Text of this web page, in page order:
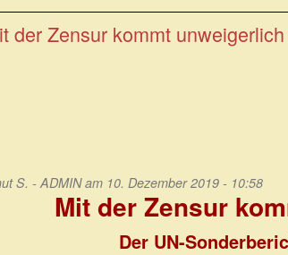
der Zensur kommt
S. - ADMINam 10. Dezember 2019 - 10:58
Mit der Zensur
Der UN-